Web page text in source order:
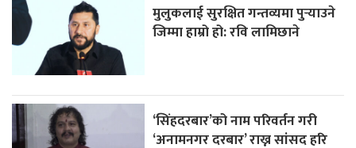
मुलुकलाई सुरक्षित गन्तव्यमा पुर्‍याउने
जिम्मा हाम्रो हो: रवि लामिछाने
‘सिंहदरबार’को नाम परिवर्तन गरी
‘अनामनगर दरबार’ राख्न सांसद हरि